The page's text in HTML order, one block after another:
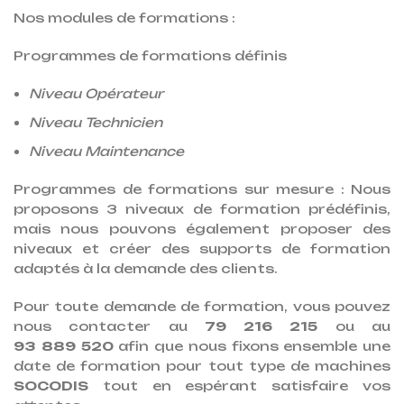
Nos modules de formations :
Programmes de formations définis
Niveau Opérateur
Niveau Technicien
Niveau Maintenance
Programmes de formations sur mesure : Nous
proposons 3 niveaux de formation prédéfinis,
mais nous pouvons également proposer des
niveaux et créer des supports de formation
adaptés à la demande des clients.
Pour toute demande de formation, vous pouvez
nous contacter au 79 216 215 ou au
93 889 520afin que nous fixons ensemble une
date de formation pour tout type de machines
SOCODIS tout en espérant satisfaire vos